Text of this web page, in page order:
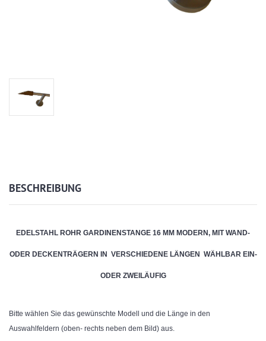
BESCHREIBUNG
EDELSTAHL ROHR GARDINENSTANGE 16 MM MODERN, MIT WAND-
ODER DECKENTRÄGERN IN VERSCHIEDENE LÄNGEN WÄHLBAR EIN-
ODER ZWEILÄUFIG
Bitte wählen Sie das gewünschte Modell und die Länge in den
Auswahlfeldern (oben- rechts neben dem Bild) aus.